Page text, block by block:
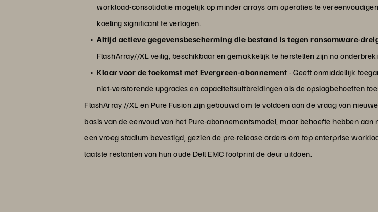
workload-consolidatie mogelijk op minder arrays om operaties te
koeling significant te verlagen.
Altijd actieve gegevensbescherming die bestand is tegen ransomware-
FlashArray//XL veilig, beschikbaar en gemakkelijk te herstellen zijn na
Klaar voor de toekomst met Evergreen-abonnement- Geeft onmiddellijk
niet-verstorende upgrades en capaciteitsuitbreidingen als de opslagbehoeften
FlashArray //XL en Pure Fusion zijn gebouwd om te voldoen aan de vraag van
basis van de eenvoud van het Pure-abonnementsmodel, maar behoefte hebben
een vroeg stadium bevestigd, gezien de pre-release orders om top enterprise
laatste restanten van hun oude Dell EMC footprint de deur uitdoen.